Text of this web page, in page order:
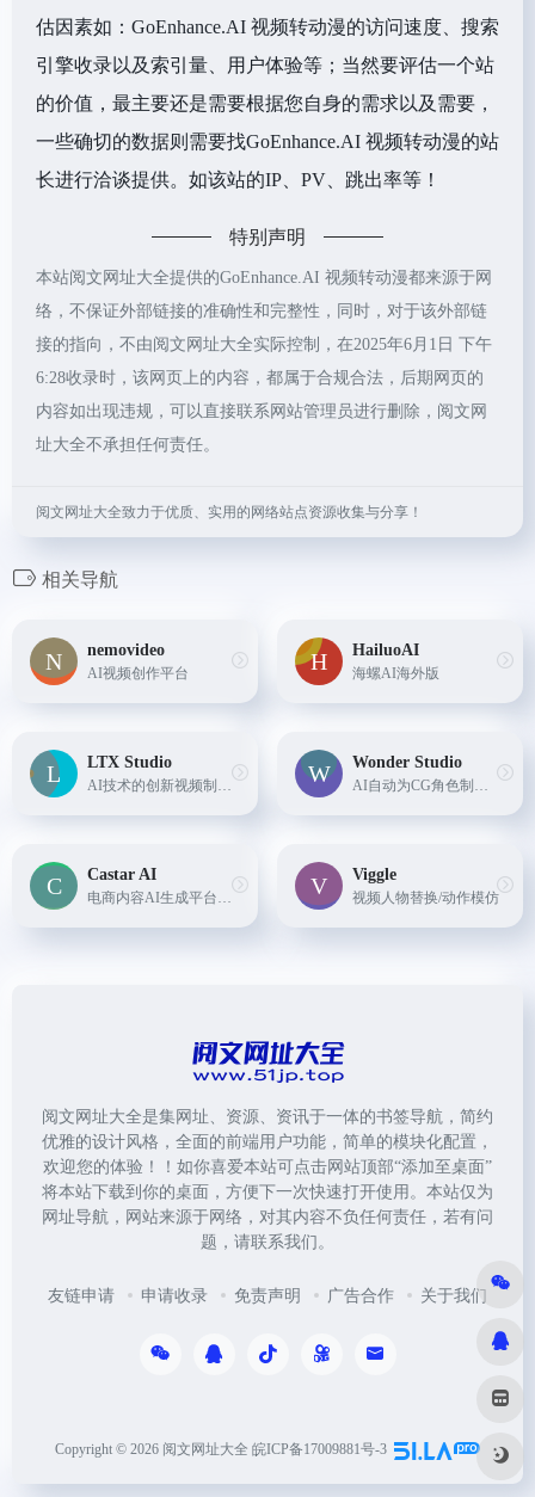
估因素如：GoEnhance.AI 视频转动漫的访问速度、搜索
引擎收录以及索引量、用户体验等；当然要评估一个站
的价值，最主要还是需要根据您自身的需求以及需要，
一些确切的数据则需要找GoEnhance.AI 视频转动漫的站
长进行洽谈提供。如该站的IP、PV、跳出率等！
特别声明
本站阅文网址大全提供的GoEnhance.AI 视频转动漫都来源于网
络，不保证外部链接的准确性和完整性，同时，对于该外部链
接的指向，不由阅文网址大全实际控制，在2025年6月1日 下午
6:28收录时，该网页上的内容，都属于合规合法，后期网页的
内容如出现违规，可以直接联系网站管理员进行删除，阅文网
址大全不承担任何责任。
阅文网址大全致力于优质、实用的网络站点资源收集与分享！
相关导航
nemovideo
AI视频创作平台
HailuoAI
海螺AI海外版
LTX Studio
AI技术的创新视频制作平台，它允许用户从概念到最终剪辑，全面控制视频的各个方面。该平台通过AI技术，将创意转化为连贯的视频故事，提供角色一致性、自动编辑、深度帧控制等功能...
Wonder Studio
AI自动为CG角色制作动画、打光并将其合成到真人场景中
Castar AI
电商内容AI生成平台，专注于为电商卖家提供AI营销视频生成服务。
Viggle
视频人物替换/动作模仿
阅文网址大全是集网址、资源、资讯于一体的书签导航，简约
优雅的设计风格，全面的前端用户功能，简单的模块化配置，
欢迎您的体验！！如你喜爱本站可点击网站顶部“添加至桌面”
将本站下载到你的桌面，方便下一次快速打开使用。本站仅为
网址导航，网站来源于网络，对其内容不负任何责任，若有问
题，请联系我们。
友链申请 申请收录 免责声明 广告合作 关于我们
Copyright © 2026 阅文网址大全 皖ICP备17009881号-3